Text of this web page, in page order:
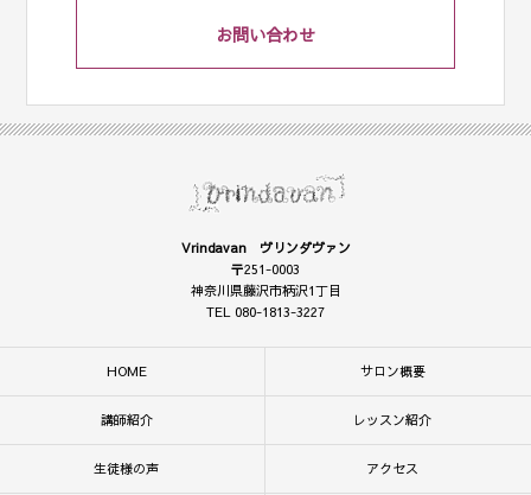
お問い合わせ
Vrindavan ヴリンダヴァン
〒251-0003
神奈川県藤沢市柄沢1丁目
TEL 080-1813-3227
HOME サロン概要
講師紹介 レッスン紹介
生徒様の声 アクセス